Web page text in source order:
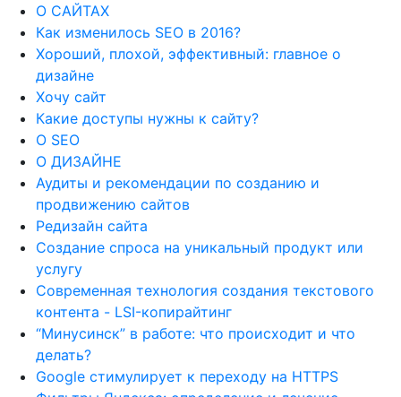
О САЙТАХ
Как изменилось SEO в 2016?
Хороший, плохой, эффективный: главное о
дизайне
Хочу сайт
Какие доступы нужны к сайту?
О SEO
О ДИЗАЙНЕ
Аудиты и рекомендации по созданию и
продвижению сайтов
Редизайн сайта
Создание спроса на уникальный продукт или
услугу
Современная технология создания текстового
контента - LSI-копирайтинг
“Минусинск” в работе: что происходит и что
делать?
Google стимулирует к переходу на HTTPS